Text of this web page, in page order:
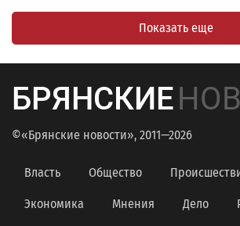
Показать еще
БРЯНСКИЕ
©«Брянские новости», 2011—2026
Власть Общество
Экономика Мнения Дело